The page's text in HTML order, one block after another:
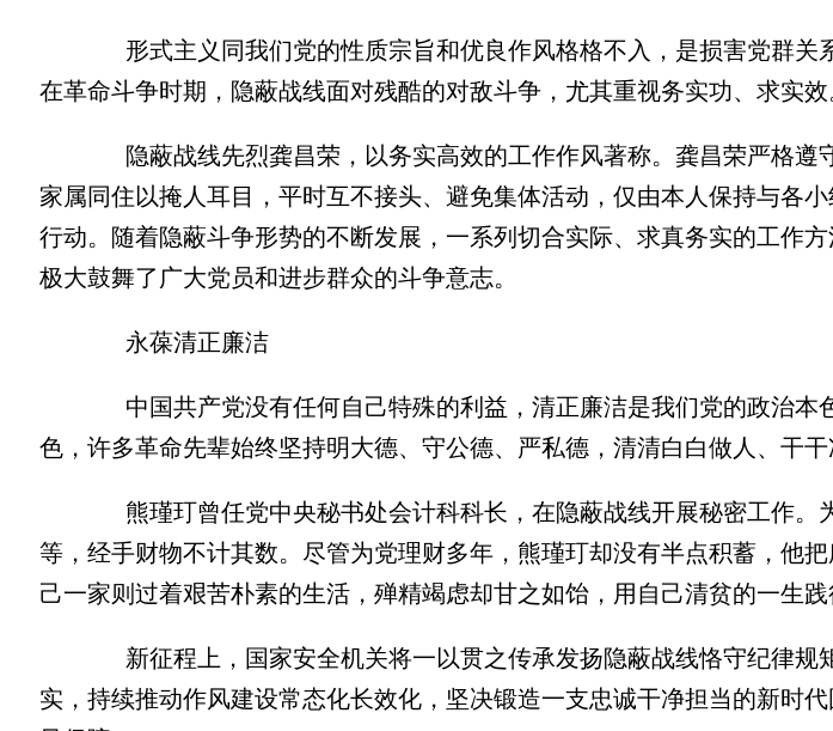
形式主义同我们党的性质宗旨和优良作风格格不入，是损害党群关
在革命斗争时期，隐蔽战线面对残酷的对敌斗争，尤其重视务实功、求实效
隐蔽战线先烈龚昌荣，以务实高效的工作作风著称。龚昌荣严格遵
家属同住以掩人耳目，平时互不接头、避免集体活动，仅由本人保持与各
行动。随着隐蔽斗争形势的不断发展，一系列切合实际、求真务实的工作
极大鼓舞了广大党员和进步群众的斗争意志。
永葆清正廉洁
中国共产党没有任何自己特殊的利益，清正廉洁是我们党的政治本
色，许多革命先辈始终坚持明大德、守公德、严私德，清清白白做人、干
熊瑾玎曾任党中央秘书处会计科科长，在隐蔽战线开展秘密工作。
等，经手财物不计其数。尽管为党理财多年，熊瑾玎却没有半点积蓄，他
己一家则过着艰苦朴素的生活，殚精竭虑却甘之如饴，用自己清贫的一生践
新征程上，国家安全机关将一以贯之传承发扬隐蔽战线恪守纪律规
实，持续推动作风建设常态化长效化，坚决锻造一支忠诚干净担当的新时